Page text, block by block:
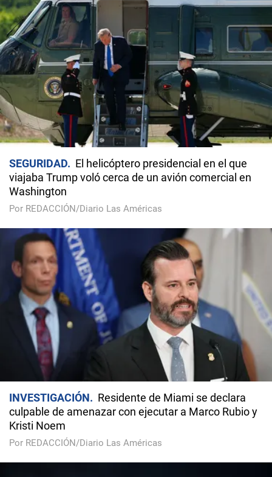
SEGURIDAD
El helicóptero presidencial en el que
viajaba Trump voló cerca de un avión comercial en
Washington
Por REDACCIÓN/Diario Las Américas
INVESTIGACIÓN
Residente de Miami se declara
culpable de amenazar con ejecutar a Marco Rubio y
Kristi Noem
Por REDACCIÓN/Diario Las Américas